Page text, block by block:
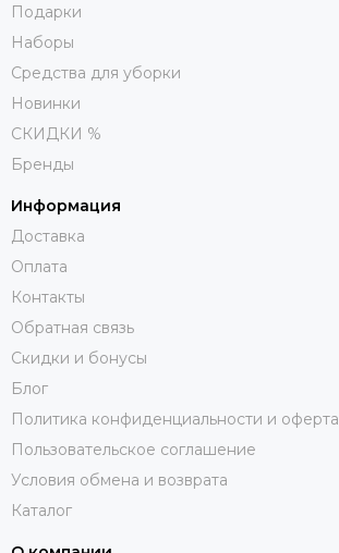
Подарки
Наборы
Средства для уборки
Новинки
СКИДКИ %
Бренды
Информация
Доставка
Оплата
Контакты
Обратная связь
Скидки и бонусы
Блог
Политика конфиденциальности и оферта
Пользовательское соглашение
Условия обмена и возврата
Каталог